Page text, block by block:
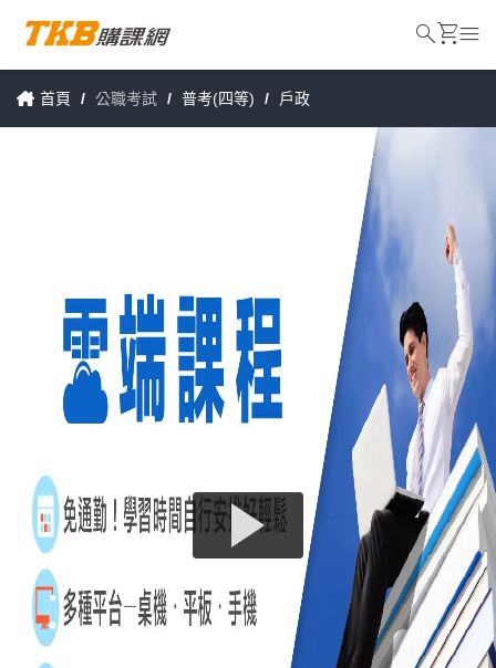
首頁 / 公職考試 / 普考(四等) / 戶政
searchshopping_cartmenu